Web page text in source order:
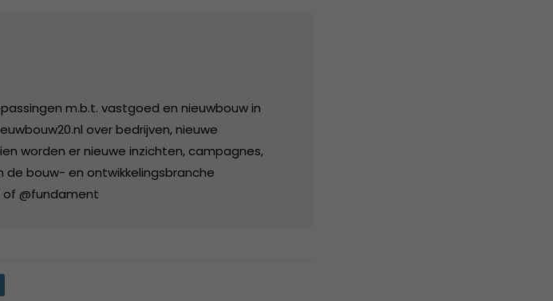
m.b.t. vastgoed en nieuwbouw in
over bedrijven, nieuwe
worden er nieuwe inzichten, campagnes,
de bouw- en ontwikkelingsbranche
of @fundament